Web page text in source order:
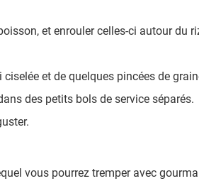
et enrouler celles-ci autour du
et de quelques pincées de
des petits bols de service séparés.
vous pourrez tremper avec